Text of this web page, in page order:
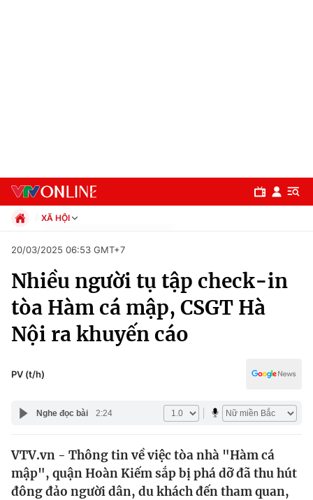
Chuyên mục
Chính trị
Thế giới
XÃ HỘI
Xã hội
Pháp luật
Thể thao
Truyền hình
Văn hóa - Giải trí
Giáo dục
20/03/2025 06:53 GMT+7
Nhiều người tụ tập check-in
tòa Hàm cá mập, CSGT Hà
Nội ra khuyến cáo
PV (t/h)
Nghe đọc bài 2:24
VTV.vn - Thông tin về việc tòa nhà "Hàm cá
mập", quận Hoàn Kiếm sắp bị phá dỡ đã thu hút
đông đảo người dân, du khách đến tham quan,